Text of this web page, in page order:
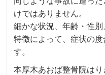
けではありません。
細かな状況、年齢・性
特徴によって、症状の
す。
本厚木あおば整骨院は